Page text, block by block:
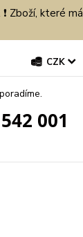
Zboží, které
CZK
001